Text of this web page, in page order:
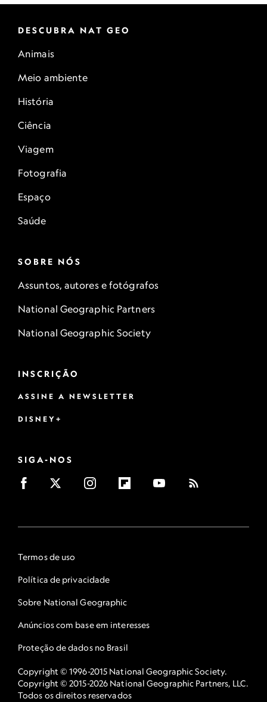
DESCUBRA NAT GEO
Animais
Meio ambiente
História
Ciência
Viagem
Fotografia
Espaço
Saúde
SOBRE NÓS
Assuntos, autores e fotógrafos
National Geographic Partners
National Geographic Society
INSCRIÇÃO
ASSINE A NEWSLETTER
DISNEY+
SIGA-NOS
Termos de uso
Política de privacidade
Sobre National Geographic
Anúncios com base em interesses
Proteção de dados no Brasil
Copyright © 1996-2015 National Geographic Society.
Copyright © 2015-2026 National Geographic Partners, LLC.
Todos os direitos reservados